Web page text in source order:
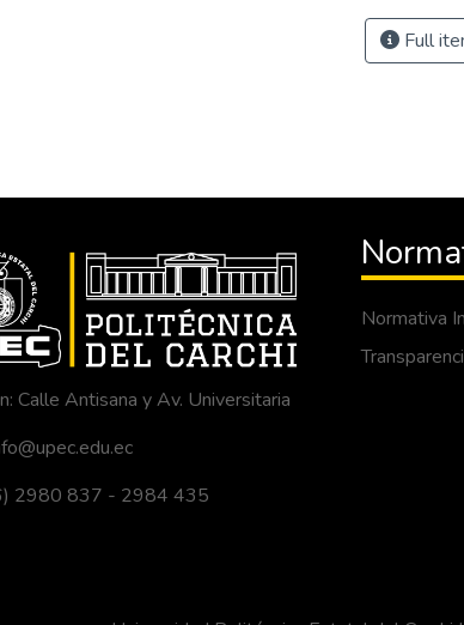
Full
Calle Antisana y Av. Universitaria
2980 837 - 2984 435
Normativa